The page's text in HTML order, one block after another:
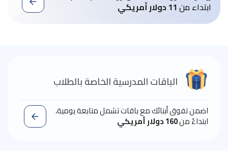
ابتداء من11 دولار أمريكي
الباقات المدرسية الخاصة بالطلاب
اضمن تفوق أبنائك مع باقات تشمل متابعة يومية،
ابتداءً من160 دولار أمريكي